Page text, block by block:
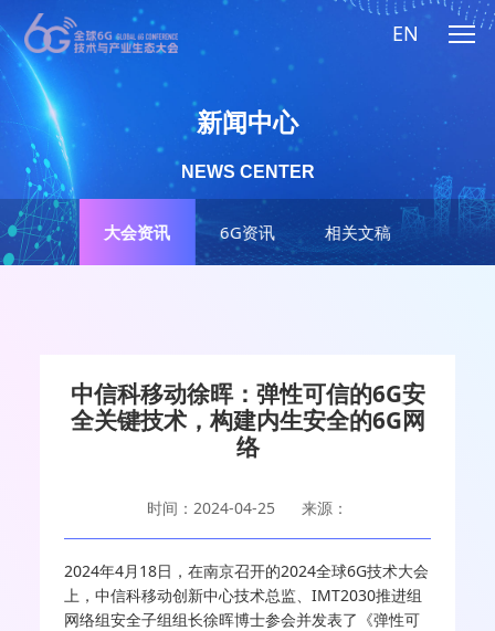
EN
大会资讯 6G资讯 相关文稿
新闻中心
NEWS CENTER
中信科移动徐晖：弹性可信的6G安
全关键技术，构建内生安全的6G网
络
时间：2024-04-25 来源：
2024年4月18日，在南京召开的2024全球6G技术大会
上，中信科移动创新中心技术总监、IMT2030推进组
网络组安全子组组长徐晖博士参会并发表了《弹性可